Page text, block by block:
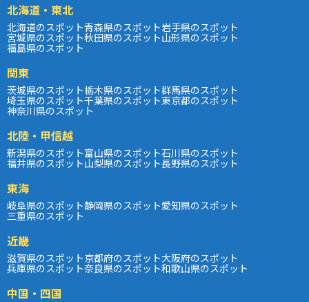
北海道・東北
北海道のスポット青森県のスポット岩手県のスポット
宮城県のスポット秋田県のスポット山形県のスポット
福島県のスポット
関東
茨城県のスポット栃木県のスポット群馬県のスポット
埼玉県のスポット千葉県のスポット東京都のスポット
神奈川県のスポット
北陸・甲信越
新潟県のスポット富山県のスポット石川県のスポット
福井県のスポット山梨県のスポット長野県のスポット
東海
岐阜県のスポット静岡県のスポット愛知県のスポット
三重県のスポット
近畿
滋賀県のスポット京都府のスポット大阪府のスポット
兵庫県のスポット奈良県のスポット和歌山県のスポット
中国・四国